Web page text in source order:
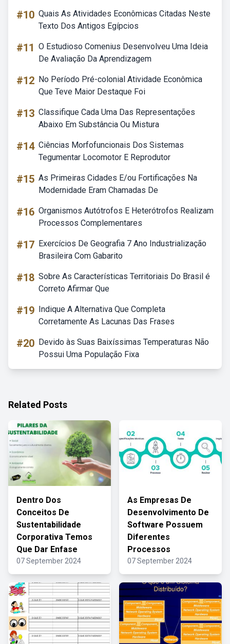
#10 Quais As Atividades Econômicas Citadas Neste
Texto Dos Antigos Egípcios
#11 O Estudioso Comenius Desenvolveu Uma Ideia
De Avaliação Da Aprendizagem
#12 No Período Pré-colonial Atividade Econômica
Que Teve Maior Destaque Foi
#13 Classifique Cada Uma Das Representações
Abaixo Em Substância Ou Mistura
#14 Ciências Morfofuncionais Dos Sistemas
Tegumentar Locomotor E Reprodutor
#15 As Primeiras Cidades E/ou Fortificações Na
Modernidade Eram Chamadas De
#16 Organismos Autótrofos E Heterótrofos Realizam
Processos Complementares
#17 Exercícios De Geografia 7 Ano Industrialização
Brasileira Com Gabarito
#18 Sobre As Características Territoriais Do Brasil é
Correto Afirmar Que
#19 Indique A Alternativa Que Completa
Corretamente As Lacunas Das Frases
#20 Devido às Suas Baixíssimas Temperaturas Não
Possui Uma População Fixa
Related Posts
Dentro Dos
Conceitos De
Sustentabilidade
Corporativa Temos
Que Dar Enfase
07 September 2024
As Empresas De
Desenvolvimento De
Software Possuem
Diferentes
Processos
07 September 2024